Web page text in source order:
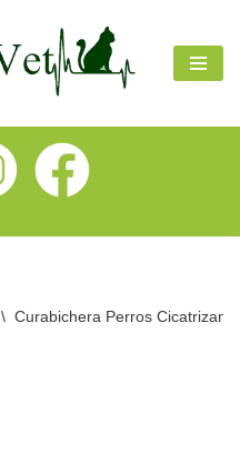
\ Curabichera Perros